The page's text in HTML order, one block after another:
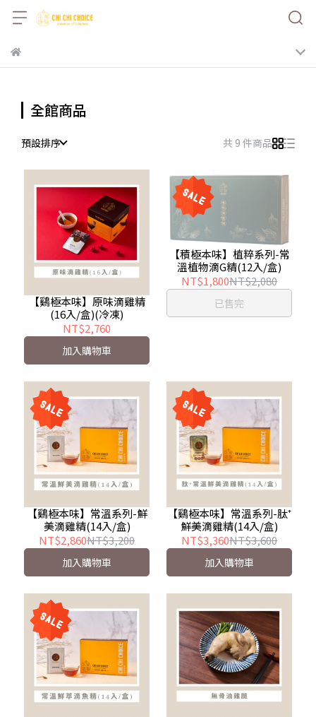
全館商品
預設排序 共 9 件商品
【鷄極本味】原味滴雞精
(16入/盒)(冷凍)
NT$2,760
加入購物車
【積極本味】植粹系列-常
溫植物滴G精(12入/盒)
NT$1,800NT$2,080
已售完
【鷄極本味】常溫系列-鮮
美滴雞精(14入/盒)
NT$2,860NT$3,200
加入購物車
【鷄極本味】常溫系列-肽⁺
鮮美滴雞精(14入/盒)
NT$3,360NT$3,600
加入購物車